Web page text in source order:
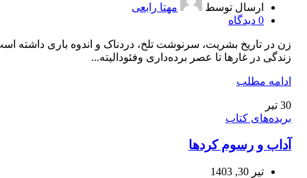
ارسال توسط
مهتا رابعی
0 دیدگاه
زن در تاريخ بشريت، سرنوشت تلخ، دردناک و اندوه باری داشته
زندگی در غارها تا عصر برده‌داری وفئوداليته...
ادامه مطلب
30 تیر
بریده‌های کتاب
آداب و رسوم کردها
تیر 30, 1403